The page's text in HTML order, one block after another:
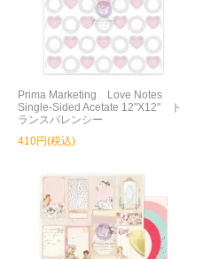
Prima Marketing Love Notes
Single-Sided Acetate 12"X12" ト
ランスパレンシー
410円(税込)